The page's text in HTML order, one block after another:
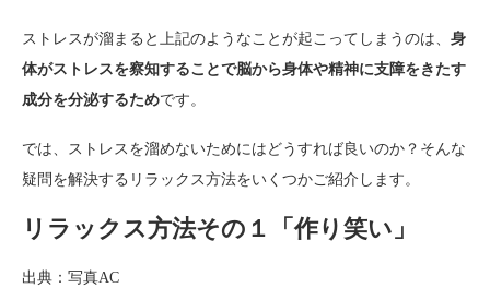
ストレスが溜まると上記のようなことが起こってしまうのは、 身
体がストレスを察知することで脳から身体や精神に支障をきたす
成分を分泌するためです。
では、ストレスを溜めないためにはどうすれば良いのか？そんな
疑問を解決するリラックス方法をいくつかご紹介します。
リラックス方法その１「作り笑い」
出典：写真AC